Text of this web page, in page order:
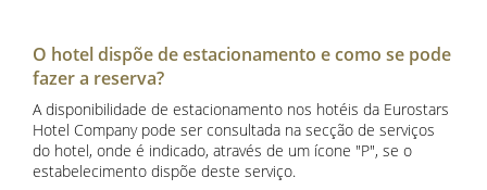
O hotel dispõe de estacionamento e como se pode
fazer a reserva?
A disponibilidade de estacionamento nos hotéis da Eurostars
Hotel Company pode ser consultada na secção de serviços
do hotel, onde é indicado, através de um ícone "P", se o
estabelecimento dispõe deste serviço.